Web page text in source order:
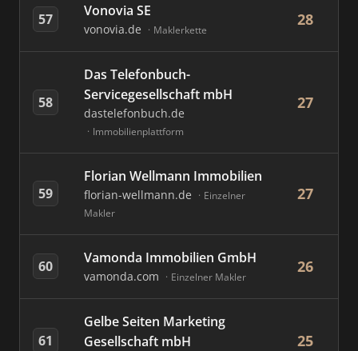
57 Vonovia SE
vonovia.de Maklerkette
28
58
Das Telefonbuch-
Servicegesellschaft mbH
dastelefonbuch.de
Immobilienplattform
27
59
Florian Wellmann Immobilien
florian-wellmann.de
Einzelner
Makler
27
60 Vamonda Immobilien GmbH
vamonda.com Einzelner Makler
26
61
Gelbe Seiten Marketing
Gesellschaft mbH
25